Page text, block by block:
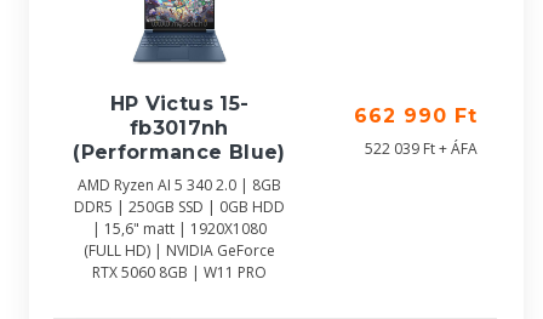
HP Victus 15-
fb3017nh
(Performance Blue)
AMD Ryzen AI 5 340 2.0 | 8GB
DDR5 | 250GB SSD | 0GB HDD
| 15,6" matt | 1920X1080
(FULL HD) | NVIDIA GeForce
RTX 5060 8GB | W11 PRO
662 990 Ft
522 039 Ft + ÁFA